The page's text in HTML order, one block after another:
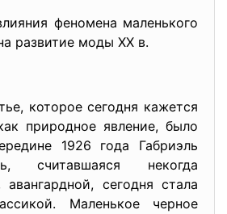
феномена маленького
развитие моды XX в.
сегодня кажется
природное явление, было
1926 года Габриэль
считавшаяся некогда
сегодня стала
Маленькое черное